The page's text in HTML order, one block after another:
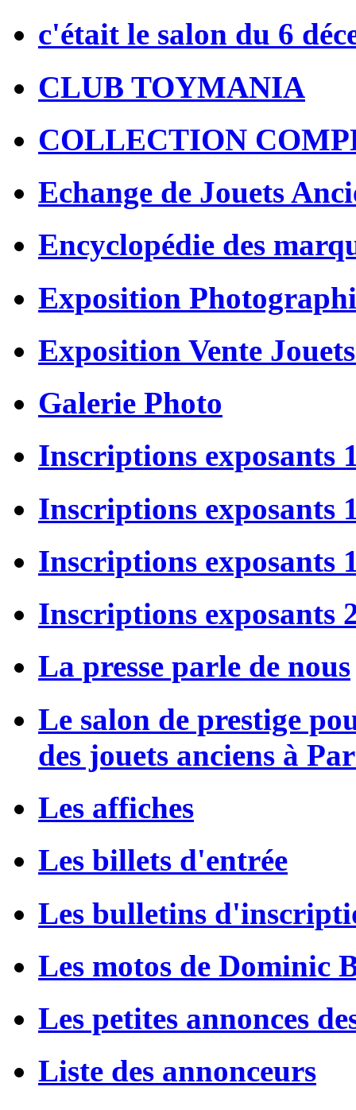
c'était le salon du 6
CLUB TOYMANIA
COLLECTION
Echange de Jouets
Encyclopédie des
Exposition
Exposition Vente
Galerie Photo
Inscriptions exposants
Inscriptions exposants
Inscriptions exposants
Inscriptions exposants
La presse parle de nous
Le salon de prestige
des jouets anciens à
Les affiches
Les billets d'entrée
Les bulletins
Les motos de Dominic
Les petites annonces
Liste des annonceurs